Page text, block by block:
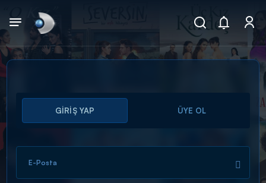
Arama
ARAMA SONUÇLARI
GİRİŞ YAP ÜYE OL
E-Posta